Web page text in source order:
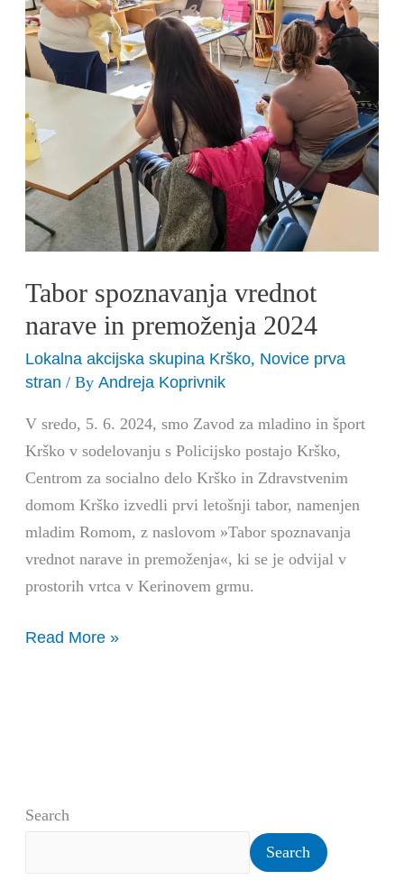
Tabor spoznavanja vrednot
narave in premoženja 2024
Lokalna akcijska skupina Krško, Novice prva
stran / ByAndreja Koprivnik
V sredo, 5. 6. 2024, smo Zavod za mladino in šport
Krško v sodelovanju s Policijsko postajo Krško,
Centrom za socialno delo Krško in Zdravstvenim
domom Krško izvedli prvi letošnji tabor, namenjen
mladim Romom, z naslovom »Tabor spoznavanja
vrednot narave in premoženja«, ki se je odvijal v
prostorih vrtca v Kerinovem grmu.
in
premoženja
2024
Read More »
Search
Search